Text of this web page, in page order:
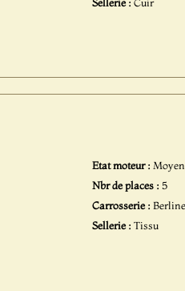
Etat moteur : Moyen
Nbr de places : 5
Carrosserie :Berline
Sellerie :Tissu